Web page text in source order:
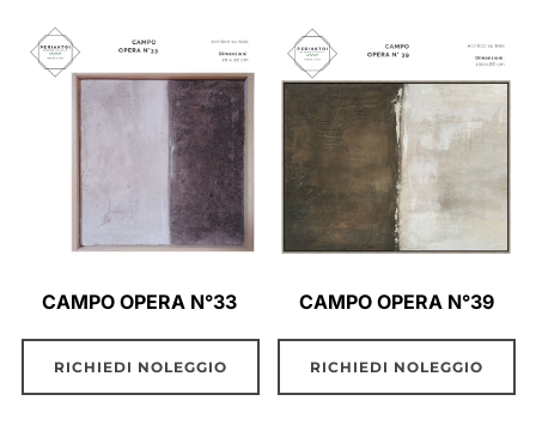
CAMPO OPERA N°33
RICHIEDI NOLEGGIO
CAMPO OPERA N°39
RICHIEDI NOLEGGIO